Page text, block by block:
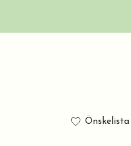
Önskelista